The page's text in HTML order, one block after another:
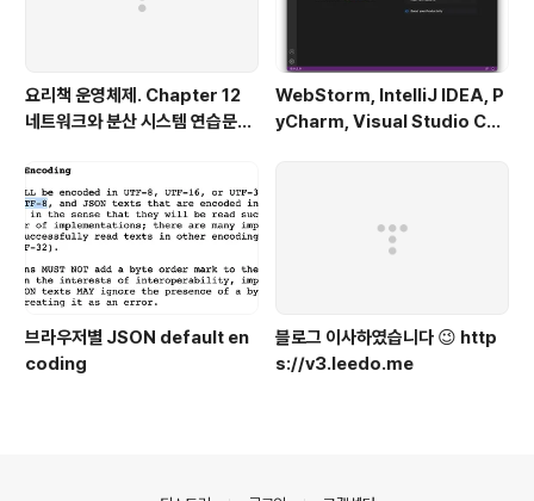
요리책 운영체제. Chapter 12
네트워크와 분산 시스템 연습문제
WebStorm, IntelliJ IDEA, P
yCharm, Visual Studio Co
브라우저별 JSON default en
coding
블로그 이사하였습니다 😉 http
s://v3.leedo.me